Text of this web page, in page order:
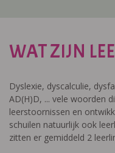
WAT ZIJN
Dyslexie, dyscalculie,
AD(H)D, ... vele woorden
leerstoornissen en
schuilen natuurlijk ook
zitten er gemiddeld 2